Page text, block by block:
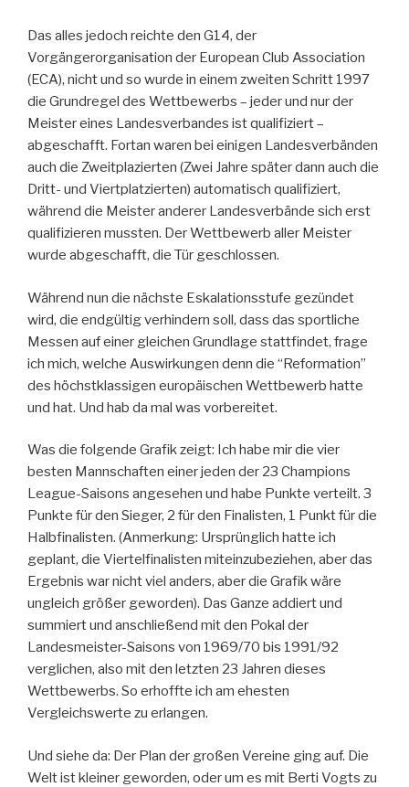
Das alles jedoch reichte den G14, der
Vorgängerorganisation der European Club Association
(ECA), nicht und so wurde in einem zweiten Schritt 1997
die Grundregel des Wettbewerbs – jeder und nur der
Meister eines Landesverbandes ist qualifiziert –
abgeschafft. Fortan waren bei einigen Landesverbänden
auch die Zweitplazierten (Zwei Jahre später dann auch die
Dritt- und Viertplatzierten) automatisch qualifiziert,
während die Meister anderer Landesverbände sich erst
qualifizieren mussten. Der Wettbewerb aller Meister
wurde abgeschafft, die Tür geschlossen.
Während nun die nächste Eskalationsstufe gezündet
wird, die endgültig verhindern soll, dass das sportliche
Messen auf einer gleichen Grundlage stattfindet, frage
ich mich, welche Auswirkungen denn die “Reformation”
des höchstklassigen europäischen Wettbewerb hatte
und hat. Und hab da mal was vorbereitet.
Was die folgende Grafik zeigt: Ich habe mir die vier
besten Mannschaften einer jeden der 23 Champions
League-Saisons angesehen und habe Punkte verteilt. 3
Punkte für den Sieger, 2 für den Finalisten, 1 Punkt für die
Halbfinalisten. (Anmerkung: Ursprünglich hatte ich
geplant, die Viertelfinalisten miteinzubeziehen, aber das
Ergebnis war nicht viel anders, aber die Grafik wäre
ungleich größer geworden). Das Ganze addiert und
summiert und anschließend mit den Pokal der
Landesmeister-Saisons von 1969/70 bis 1991/92
verglichen, also mit den letzten 23 Jahren dieses
Wettbewerbs. So erhoffte ich am ehesten
Vergleichswerte zu erlangen.
Und siehe da: Der Plan der großen Vereine ging auf. Die
Welt ist kleiner geworden, oder um es mit Berti Vogts zu